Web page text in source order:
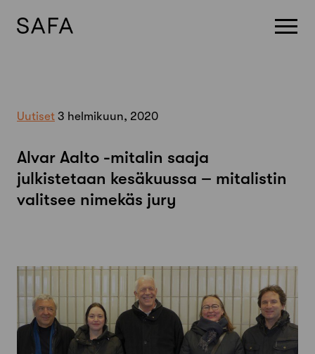
Uutiset 3 helmikuun, 2020
Alvar Aalto -mitalin saaja
julkistetaan kesäkuussa – mitalistin
valitsee nimekäs jury